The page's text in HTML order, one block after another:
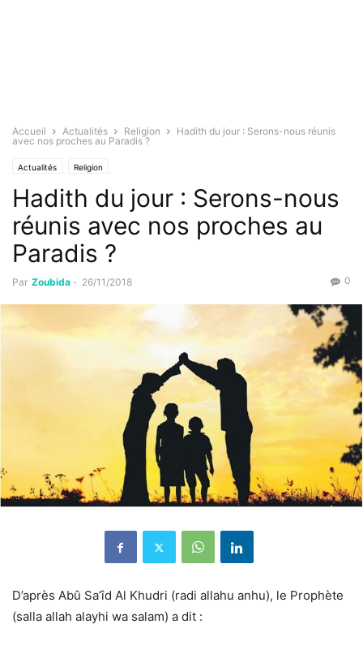
Accueil Actualités Religion
Hadith du jour : Serons-nous réunis
avec nos proches au Paradis ?
Actualités Religion
Hadith du jour : Serons-nous
réunis avec nos proches au
Paradis ?
Par Zoubida - 26/11/2018 0
D’après Abû Sa’îd Al Khudri (radi allahu anhu), le Prophète
(salla allah alayhi wa salam) a dit :